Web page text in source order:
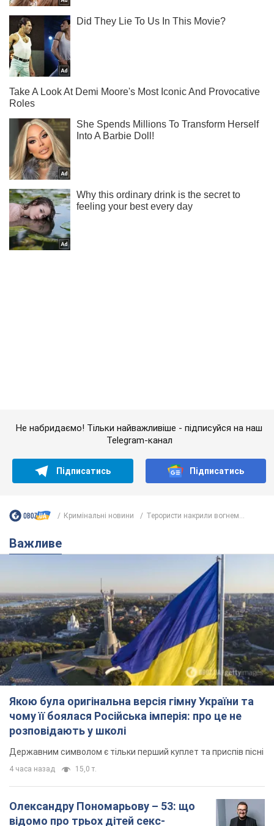
Якою була оригінальна версія гімну України та
чому її боялася Російська імперія: про це не
Державним символом є тільки перший куплет та приспів пісні
4 часа назад 15,0 т.
Олександру Пономарьову – 53: що
відомо про трьох дітей секс-
символа 90-х та який вигляд вони
За розвитком кар'єри артист не забував про
особисте щастя
9 часов назад
У ПриватБанку розповіли, чи дійсні
долари 1996 року: чи приймають
обмінники та банки такі купюри
Що робити, якщо банки та обмінні пункти не
приймають старі долари